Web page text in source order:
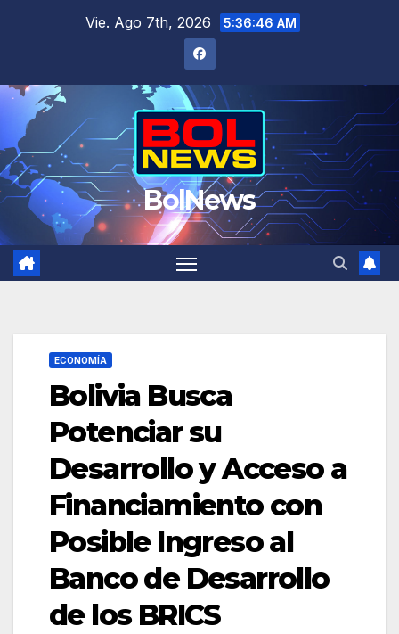
Vie. Ago 7th, 2026 5:36:46 AM
BolNews
ECONOMÍA
Bolivia Busca
Potenciar su
Desarrollo y Acceso a
Financiamiento con
Posible Ingreso al
Banco de Desarrollo
de los BRICS